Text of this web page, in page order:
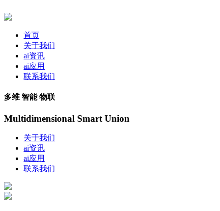
首页
关于我们
ai资讯
ai应用
联系我们
多维 智能 物联
Multidimensional Smart Union
关于我们
ai资讯
ai应用
联系我们